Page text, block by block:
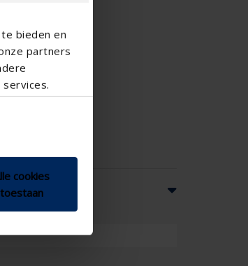
bieden en
partners
cookies
toestaan